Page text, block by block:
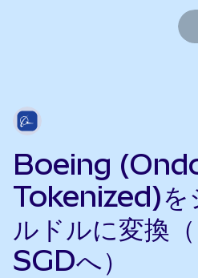
Boeing
Tokenized)を
ルドルに変換
SGDへ）